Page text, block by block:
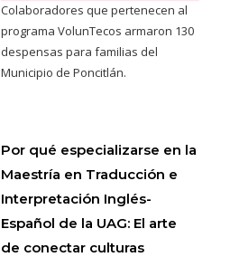
Colaboradores que pertenecen al
programa VolunTecos armaron 130
despensas para familias del
Municipio de Poncitlán.
Por qué especializarse en la
Maestría en Traducción e
Interpretación Inglés-
Español de la UAG: El arte
de conectar culturas